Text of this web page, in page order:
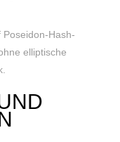
Hash-
elliptische